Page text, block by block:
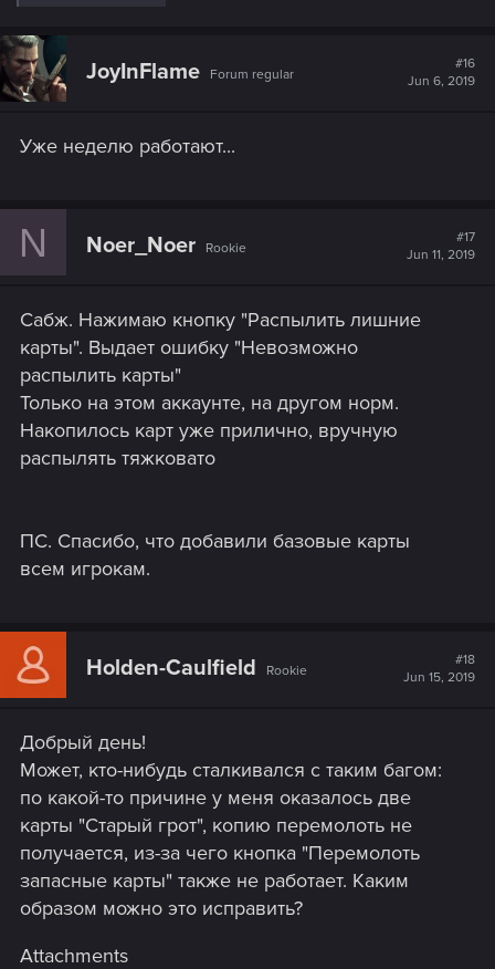
i
o
:
JoyInFlame Forum regular
#16
Jun 6, 2019
Уже неделю работают...
N Noer_Noer Rookie
#17
Jun 11, 2019
Сабж. Нажимаю кнопку "Распылить лишние
карты". Выдает ошибку "Невозможно
распылить карты"
Только на этом аккаунте, на другом норм.
Накопилось карт уже прилично, вручную
распылять тяжковато
ПС. Спасибо, что добавили базовые карты
всем игрокам.
Holden-Caulfield Rookie
#18
Jun 15, 2019
Добрый день!
Может, кто-нибудь сталкивался с таким багом:
по какой-то причине у меня оказалось две
карты "Старый грот", копию перемолоть не
получается, из-за чего кнопка "Перемолоть
запасные карты" также не работает. Каким
образом можно это исправить?
Attachments